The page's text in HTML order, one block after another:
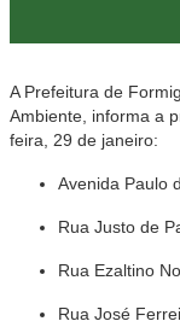
A Prefeitura de
Ambiente, informa a
feira, 29 de janeiro:
Avenida Paulo
Rua Justo de
Rua Ezaltino
Rua José